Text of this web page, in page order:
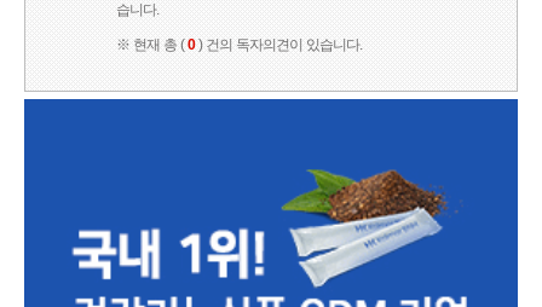
습니다.
※ 현재 총 (0) 건의 독자의견이 있습니다.